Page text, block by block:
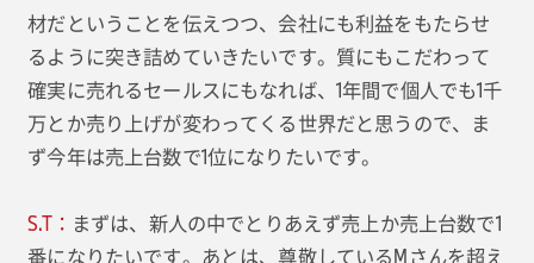
材だということを伝えつつ、会社にも利益をもたらせ
るように突き詰めていきたいです。質にもこだわって
確実に売れるセールスにもなれば、1年間で個人でも1千
万とか売り上げが変わってくる世界だと思うので、ま
ず今年は売上台数で1位になりたいです。
S.T： まずは、新人の中でとりあえず売上か売上台数で1
番になりたいです。あとは、尊敬しているMさんを超え